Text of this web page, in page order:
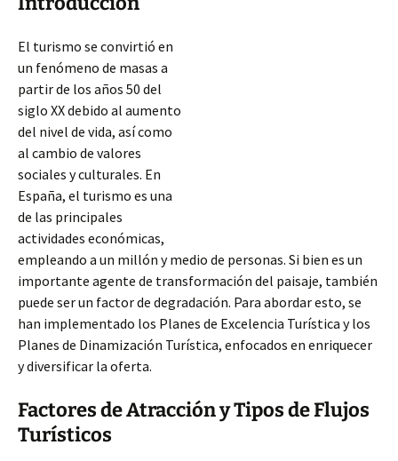
El turismo se convirtió en
un fenómeno de masas a
partir de los años 50 del
siglo XX debido al aumento
del nivel de vida, así como
al cambio de valores
sociales y culturales. En
España, el turismo es una
de las principales
actividades económicas,
empleando a un millón y medio de personas. Si bien es un
importante agente de transformación del paisaje, también
puede ser un factor de degradación. Para abordar esto, se
han implementado los Planes de Excelencia Turística y los
Planes de Dinamización Turística, enfocados en enriquecer
y diversificar la oferta.
Factores de Atracción y Tipos de Flujos
Turísticos